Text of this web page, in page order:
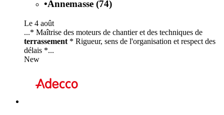
•Annemasse (74)
Le 4 août
...* Maîtrise des moteurs de chantier et des techniques de
terrassement * Rigueur, sens de l'organisation et respect des
délais *...
New